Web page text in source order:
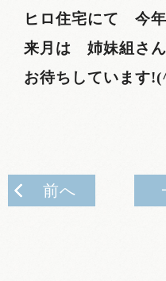
ヒロ住宅にて 今年
来月は 姉妹組さ
お待ちしています
前へ